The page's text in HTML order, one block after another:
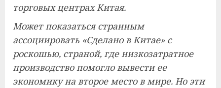
торговых центрах Китая.
Может показаться странным
ассоциировать «Сделано в Китае» с
роскошью, страной, где низкозатратное
производство помогло вывести ее
экономику на второе место в мире. Но эти